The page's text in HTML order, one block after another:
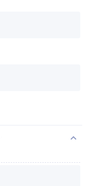
expand_more